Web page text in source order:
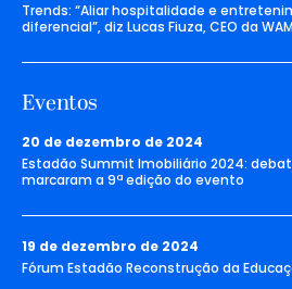
Trends: “Aliar hospitalidade e
diferencial”, diz Lucas Fiuza, CEO da
Eventos
20 de dezembro de 2024
Estadão Summit Imobiliário 2024:
marcaram a 9ª edição do evento
19 de dezembro de 2024
Fórum Estadão Reconstrução da